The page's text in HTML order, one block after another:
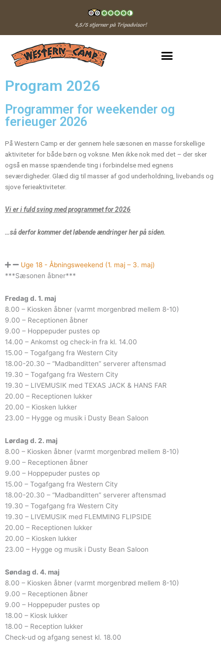
4,5/5 stjerner på Tripadvisor!
Program 2026
Programmer for weekender og
ferieuger 2026
På Western Camp er der gennem hele sæsonen en masse forskellige
aktiviteter for både børn og voksne. Men ikke nok med det – der sker
også en masse spændende ting i forbindelse med egnens
seværdigheder. Glæd dig til masser af god underholdning, livebands og
sjove ferieaktiviteter.
Vi er i fuld sving med programmet for 2026
…så derfor kommer det løbende ændringer her på siden.
Uge 18 - Åbningsweekend (1. maj – 3. maj)
***Sæsonen åbner***
Fredag d. 1. maj
8.00 – Kiosken åbner (varmt morgenbrød mellem 8-10)
9.00 – Receptionen åbner
9.00 – Hoppepuder pustes op
14.00 – Ankomst og check-in fra kl. 14.00
15.00 – Togafgang fra Western City
18.00-20.30 – “Madbanditten” serverer aftensmad
19.30 – Togafgang fra Western City
19.30 – LIVEMUSIK med TEXAS JACK & HANS FAR
20.00 – Receptionen lukker
20.00 – Kiosken lukker
23.00 – Hygge og musik i Dusty Bean Saloon
Lørdag d. 2. maj
8.00 – Kiosken åbner (varmt morgenbrød mellem 8-10)
9.00 – Receptionen åbner
9.00 – Hoppepuder pustes op
15.00 – Togafgang fra Western City
18.00-20.30 – “Madbanditten” serverer aftensmad
19.30 – Togafgang fra Western City
19.30 – LIVEMUSIK med FLEMMING FLIPSIDE
20.00 – Receptionen lukker
20.00 – Kiosken lukker
23.00 – Hygge og musik i Dusty Bean Saloon
Søndag d. 4. maj
8.00 – Kiosken åbner (varmt morgenbrød mellem 8-10)
9.00 – Receptionen åbner
9.00 – Hoppepuder pustes op
18.00 – Kiosk lukker
18.00 – Reception lukker
Check-ud og afgang senest kl. 18.00